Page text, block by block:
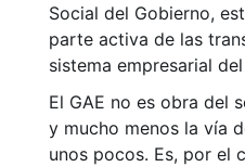
Social del Gobierno,
parte activa de las
sistema empresarial
El GAE no es obra del
y mucho menos la vía
unos pocos. Es, por el